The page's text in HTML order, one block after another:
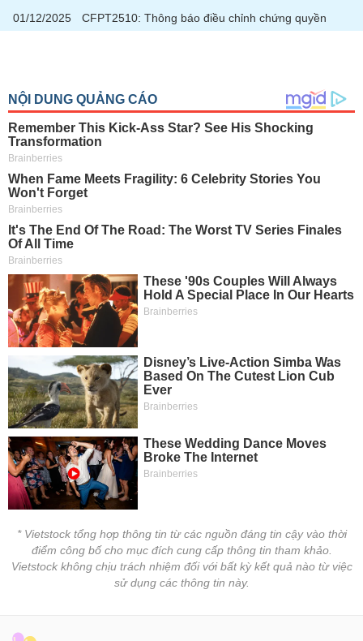
01/12/2025
CFPT2510: Thông báo điều chỉnh chứng quyền
* Vietstock tổng hợp thông tin từ các nguồn đáng tin cậy vào thời
điểm công bố cho mục đích cung cấp thông tin tham khảo.
Vietstock không chịu trách nhiệm đối với bất kỳ kết quả nào từ việc
sử dụng các thông tin này.